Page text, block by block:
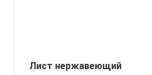
Лист нержавеющий